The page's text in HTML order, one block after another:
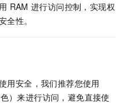
RAM 进行访问控制，实现权
全性。
用安全，我们推荐您使用
）来进行访问，避免直接使